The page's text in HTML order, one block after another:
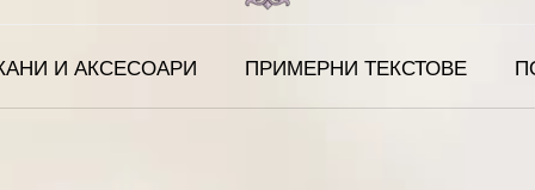
И АКСЕСОАРИ ПРИМЕРНИ ТЕКСТОВЕ